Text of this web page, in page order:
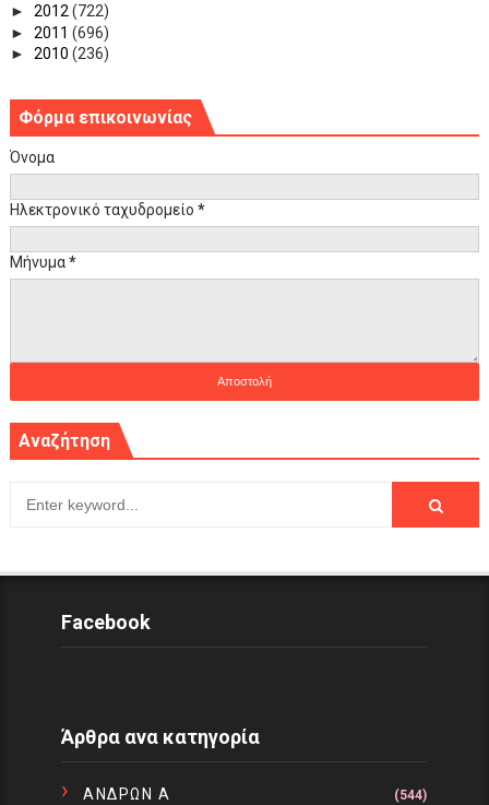
► 2012 (722)
► 2011 (696)
► 2010 (236)
Φόρμα επικοινωνίας
Όνομα
Ηλεκτρονικό ταχυδρομείο *
Μήνυμα*
Αναζήτηση
Facebook
Άρθρα ανα κατηγορία
ΑΝΔΡΩΝ Α (544)